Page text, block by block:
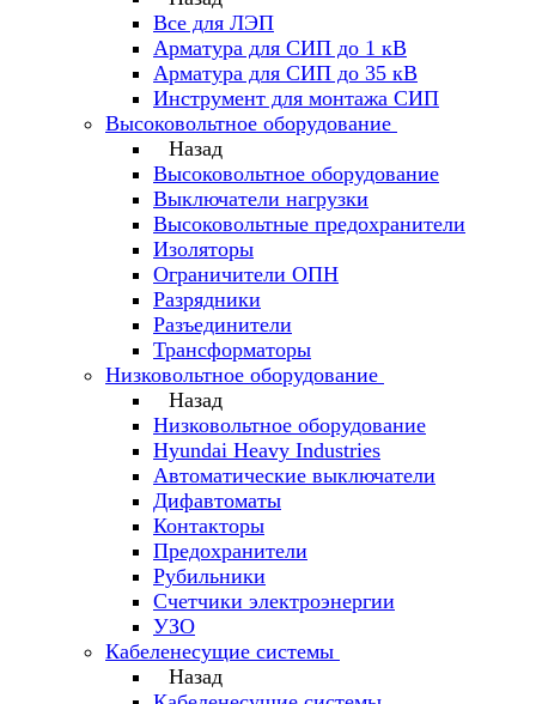
Все для ЛЭП
Арматура для СИП до 1 кВ
Арматура для СИП до 35 кВ
Инструмент для монтажа СИП
Высоковольтное оборудование
Назад
Высоковольтное оборудование
Выключатели нагрузки
Высоковольтные предохранители
Изоляторы
Ограничители ОПН
Разрядники
Разъединители
Трансформаторы
Низковольтное оборудование
Назад
Низковольтное оборудование
Hyundai Heavy Industries
Автоматические выключатели
Дифавтоматы
Контакторы
Предохранители
Рубильники
Счетчики электроэнергии
УЗО
Кабеленесущие системы
Назад